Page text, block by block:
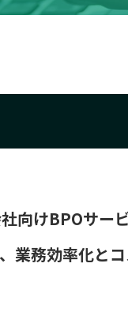
向けBPOサー
業務効率化と